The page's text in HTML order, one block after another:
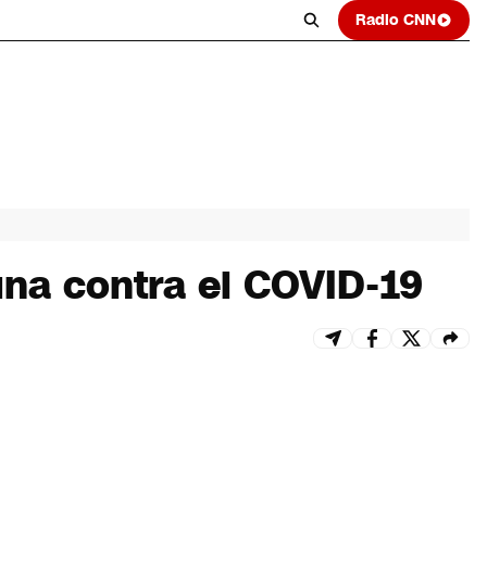
Radio CNN
contra el COVID-19